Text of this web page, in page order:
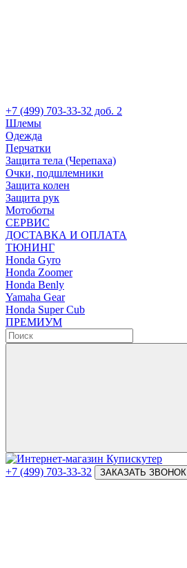
+7 (499) 703-33-32 доб. 2
Шлемы
Одежда
Перчатки
Защита тела (Черепаха)
Очки, подшлемники
Защита колен
Защита рук
Мотоботы
СЕРВИС
ДОСТАВКА И ОПЛАТА
ТЮНИНГ
Honda Gyro
Honda Zoomer
Honda Benly
Yamaha Gear
Honda Super Cub
ПРЕМИУМ
+7 (499) 703-33-32 ЗАКАЗАТЬ ЗВОНОК